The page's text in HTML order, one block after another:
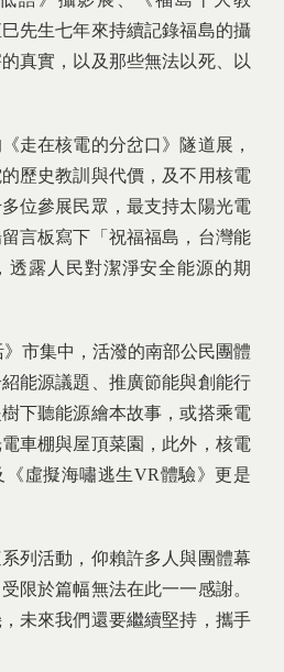
先生七年來持續記錄福島的攝
真實，以及那些無法以死、以
走在核電的分岔口》隧道展，
歷史教訓與代價，及不用核電
位參展民眾，最支持太陽光電
言板寫下「祝福福島，台灣能
透露人民對潔淨安全能源的期
市集中，活潑的南部公民團體
能源議題、推廣節能與創能行
下聽能源繪本故事，或搭乘電
車棚與屋頂菜園，此外，核電
虛擬海嘯逃生VR體驗》更是
列活動，仰賴許多人與團體幕
限於篇幅無法在此一一感謝。
未來我們還要繼續堅持，攜手